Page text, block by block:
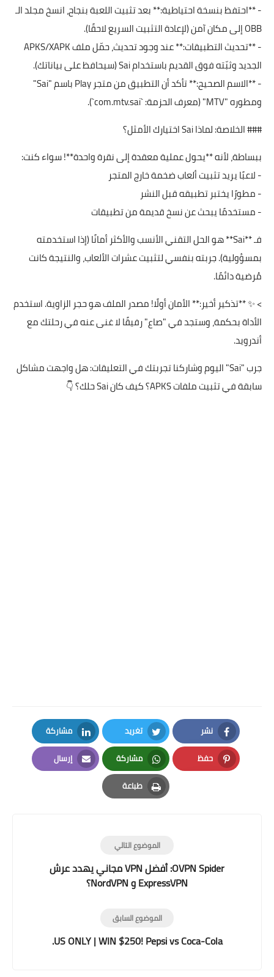
- **احتفظ بنسخة احتياطية:** بعد تثبيت اللعبة بنجاح، انسخ مجلد الـ
OBB إلى مكان آمن (لإعادة التثبيت السريع لاحقًا).
- **تحديث التطبيقات:** عند وجود تحديث، حمّل ملف APKS/XAPK
الجديد وثبّته فوق القديم باستخدام Sai (سيحافظ على بياناتك).
- **الاسم الصحيح:** تأكد أن التطبيق من متجر Play باسم "Sai"
ومطوره "MTV" (معرف الحزمة: `com.mtv.sai`).
### الخلاصة: لماذا Sai اختيارك الأمثل؟
ببساطة، لأنه **يحول عملية معقدة إلى نقرة واحدة**! سواء كنت:
- لاعبًا يريد تثبيت ألعاب ضخمة خارج المتجر
- مطورًا يختبر تطبيقه قبل النشر
- مستخدمًا يبحث عن نسخ قديمة من تطبيقات
فـ **Sai** هو الحل التقني الأنسب والأكثر أمانًا (إذا استخدمته
بمسؤولية). جربته بنفسي لتثبيت عشرات الألعاب، والنتيجة كانت
مُرضية دائمًا.
> ✨ **تذكير أخير:** الأمان أولًا! مصدر الملف هو حجر الزاوية. استخدم
الأداة بحكمة، وستجد في "صاع" رفيقًا لا غنى عنه في رحلتك مع
أندرويد.
جرب "Sai" اليوم وشاركنا تجربتك في التعليقات: هل واجهت مشاكل
سابقة في تثبيت ملفات APKS؟ كيف كان Sai حلك؟ 👇
نشر
Facebook
تغريد
Twitter
مشاركة
LinkedIn
حفظ
Pinterest
مشاركة
Whatsapp
إرسال
Email
طباعة
Print
الموضوع التالي
OVPN Spider: أفضل VPN مجاني يهدد عرش
ExpressVPN و NordVPN؟
الموضوع السابق
US ONLY | WIN $250! Pepsi vs Coca-Cola.